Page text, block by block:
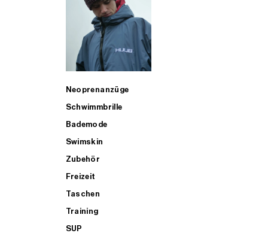
Neoprenanzüge
Schwimmbrille
Bademode
Swimskin
Zubehör
Freizeit
Taschen
Training
SUP